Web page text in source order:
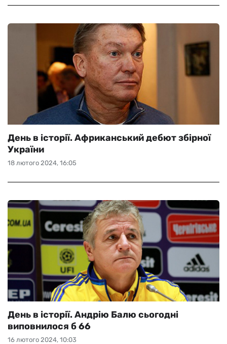
18 лютого 2024, 16:05
День в історії. Африканський дебют збірної
України
16 лютого 2024, 10:03
День в історії. Андрію Балю сьогодні
виповнилося б 66